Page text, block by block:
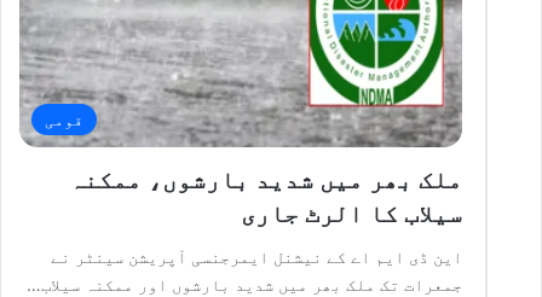
قومی
ملک بھر میں شدید بارشوں، ممکنہ
سیلاب کا الرٹ جاری
این ڈی ایم اے کے نیشنل ایمرجنسی آپریشن سینٹر نے
جمعرات تک ملک بھر میں شدید بارشوں اور ممکنہ سیلاب…